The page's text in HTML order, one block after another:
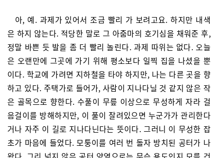
아, 예. 과제가 있어서 조금 빨리 가 보려고요. 하지만 내색
은 하지 않는다. 적당한 말로 그 아줌마의 호기심을 채워준 후,
정말 바쁜 듯 발을 좀 더 빨리 놀린다. 과제 따위는 없다. 오늘
은 오랜만에 그곳에 가기 위해 평소보다 일찍 집을 나셨을 뿐
이다. 학교에 가려면 지하철을 타야 하지만, 나는 다른 곳을 향
하고 있다. 주택가로 들어가, 사람이 지나다닐 것 같지 않은 작
은 골목으로 향한다. 수풀이 무릎 이상으로 무성하게 자라 걸
음걸이를 방해하지만, 이 풀이 잘려있으면 누군가가 관리한다
거나 자주 이 길로 지나다닌다는 뜻이다. 그러니 이 무성한 잡
초가 마음에 들었다. 모퉁이를 여러 번 돌자 방치된 공터가 나